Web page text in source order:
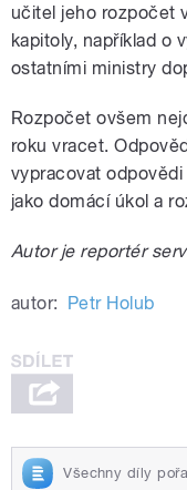
učitel jeho rozpočet
kapitoly, například o
ostatními ministry
Rozpočet ovšem
roku vracet.
vypracovat
jako domácí úkol a
Autor je reportér
autor: Petr Holub
Všechny díly